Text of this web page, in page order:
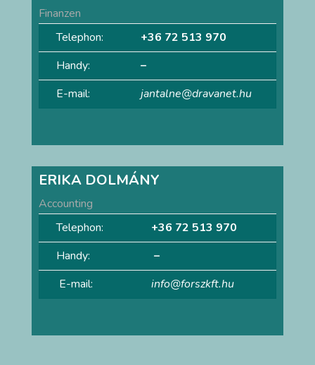
Finanzen
Telephon:
+36 72 513 970
Handy:
–
E-mail:
jantalne@dravanet.hu
ERIKA DOLMÁNY
Accounting
Telephon:
+36 72 513 970
Handy:
–
E-mail:
info@forszkft.hu